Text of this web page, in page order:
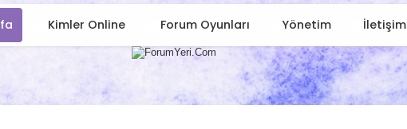
Kimler Online Forum Oyunları Yönetim İletişim